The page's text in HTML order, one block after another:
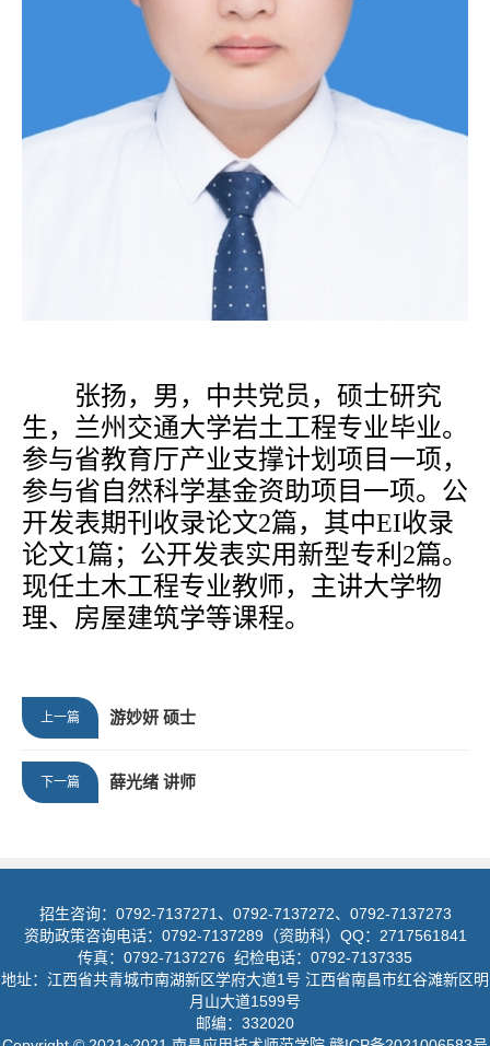
张扬，男，中共党员，硕士研究
生，兰州交通大学岩土工程专业毕业。
参与省教育厅产业支撑计划项目一项，
参与省自然科学基金资助项目一项。公
开发表期刊收录论文2篇，其中EI收录
论文1篇；公开发表实用新型专利2篇。
现任土木工程专业教师，主讲大学物
理、房屋建筑学等课程。
上一篇 游妙妍 硕士
下一篇 薛光绪 讲师
招生咨询：0792-7137271、0792-7137272、0792-7137273
资助政策咨询电话：0792-7137289（资助科）QQ：2717561841
传真：0792-7137276 纪检电话：0792-7137335
地址：江西省共青城市南湖新区学府大道1号 江西省南昌市红谷滩新区明
月山大道1599号
邮编：332020